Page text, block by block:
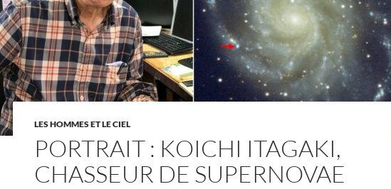
LES HOMMES ET LE CIEL
PORTRAIT : KOICHI ITAGAKI,
CHASSEUR DE SUPERNOVAE